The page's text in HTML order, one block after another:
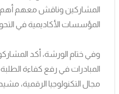
المشاركين وناقش معهم أهم
المؤسسات الأكاديمية في
وفي ختام الورشة، أكد
المبادرات في رفع كفاءة الطلبة
مجال التكنولوجيا الرقمية،